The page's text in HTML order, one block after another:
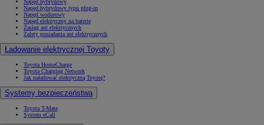
Napęd hybrydowy
Napęd hybrydowy typu plug-in
Napęd wodorowy
Napęd elektryczny na baterię
Zasięg aut elektrycznych
Zalety posiadania aut elektrycznych
Ładowanie elektrycznej Toyoty
Toyota HomeCharge
Toyota Charging Network
Jak naładować elektryczną Toyotę?
Systemy bezpieczeństwa
Toyota T-Mate
System eCall